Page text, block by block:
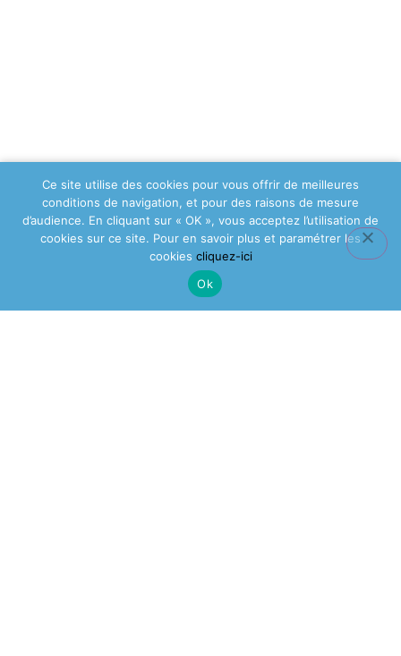
Ce site utilise des cookies pour vous offrir de meilleures
conditions de navigation, et pour des raisons de mesure
d’audience. En cliquant sur « OK », vous acceptez l’utilisation de
cookies sur ce site. Pour en savoir plus et paramétrer les
cookies cliquez-ici
Ok